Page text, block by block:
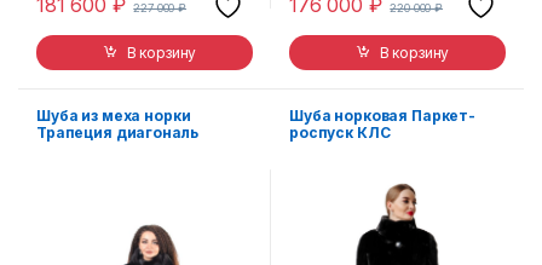
181 600 ₽ 227 000₽
В корзину
176 000 ₽ 220 000₽
В корзину
Шуба из меха норки
Трапеция диагональ
Шуба норковая Паркет-
роспуск КЛС